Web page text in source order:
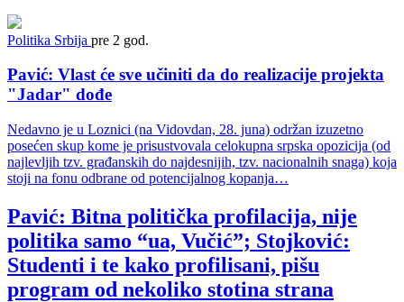
Politika Srbija pre 2 god.
Pavić: Vlast će sve učiniti da do realizacije projekta
"Jadar" dođe
Nedavno je u Loznici (na Vidovdan, 28. juna) održan izuzetno
posećen skup kome je prisustvovala celokupna srpska opozicija (od
najlevljih tzv. građanskih do najdesnijih, tzv. nacionalnih snaga) koja
stoji na fonu odbrane od potencijalnog kopanja…
Pavić: Bitna politička profilacija, nije
politika samo “ua, Vučić”; Stojković:
Studenti i te kako profilisani, pišu
program od nekoliko stotina strana